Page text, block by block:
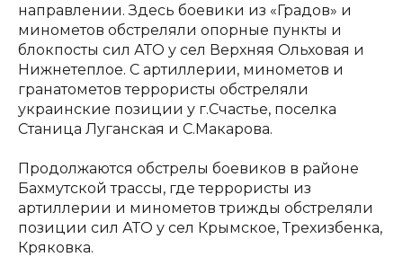
направлении. Здесь боевики из «Градов» и
минометов обстреляли опорные пункты и
блокпосты сил АТО у сел Верхняя Ольховая и
Нижнетеплое. С артиллерии, минометов и
гранатометов террористы обстреляли
украинские позиции у г.Счастье, поселка
Станица Луганская и С.Макарова.
Продолжаются обстрелы боевиков в районе
Бахмутской трассы, где террористы из
артиллерии и минометов трижды обстреляли
позиции сил АТО у сел Крымское, Трехизбенка,
Кряковка.